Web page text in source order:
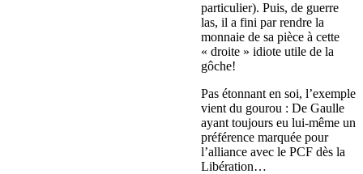
particulier). Puis, de guerre
las, il a fini par rendre la
monnaie de sa pièce à cette
« droite » idiote utile de la
gôche!
Pas étonnant en soi, l’exemple
vient du gourou : De Gaulle
ayant toujours eu lui-même un
préférence marquée pour
l’alliance avec le PCF dès la
Libération…